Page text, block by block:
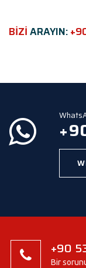
e
l
p
BİZİARAYIN:
+90
Bir